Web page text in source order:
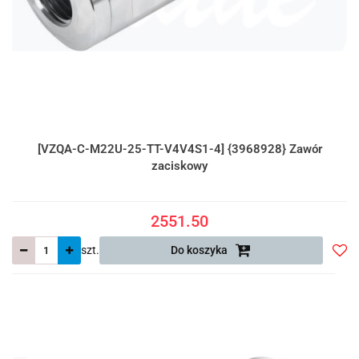
[VZQA-C-M22U-25-TT-V4V4S1-4] {3968928} Zawór
zaciskowy
2551.50
szt. Do koszyka